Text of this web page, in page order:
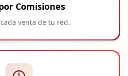
Comisiones
venta de tu red.